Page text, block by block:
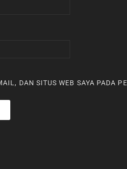
DAN SITUS WEB SAYA PADA